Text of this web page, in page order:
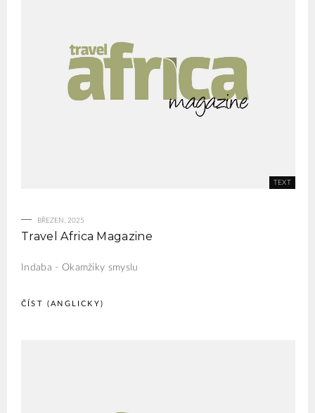
BŘEZEN, 2025
Travel Africa Magazine
Indaba - Okamžiky smyslu
ČÍST (ANGLICKY)